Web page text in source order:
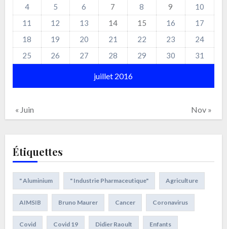
juillet 2016
4
5 6 7 8 9
10
11
12 13 14 15 16
17
18
19 20 21 22 23
24
25
26 27 28 29 30 31
« Juin Nov »
Étiquettes
" Aluminium " Industrie Pharmaceutique" Agriculture
AIMSIB Bruno Maurer Cancer Coronavirus
Covid Covid 19 Didier Raoult Enfants